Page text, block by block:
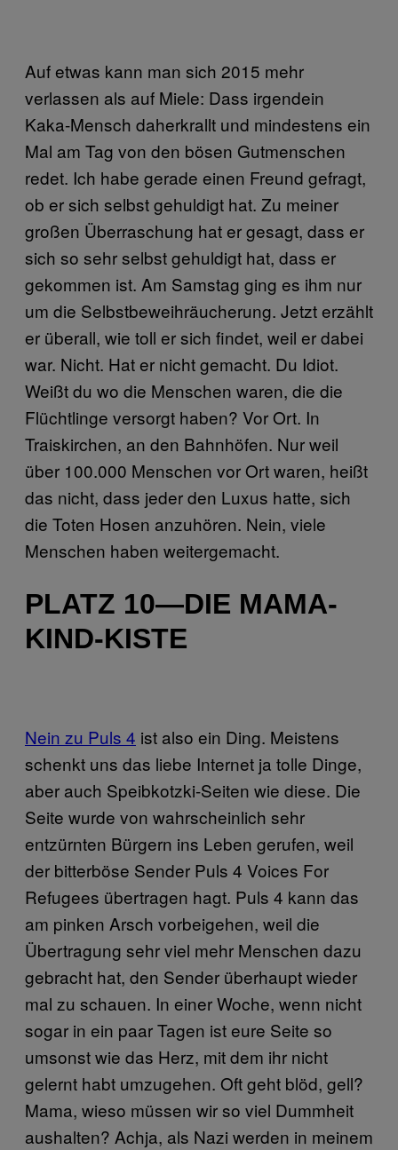
Auf etwas kann man sich 2015 mehr
verlassen als auf Miele: Dass irgendein
Kaka-Mensch daherkrallt und mindestens ein
Mal am Tag von den bösen Gutmenschen
redet. Ich habe gerade einen Freund gefragt,
ob er sich selbst gehuldigt hat. Zu meiner
großen Überraschung hat er gesagt, dass er
sich so sehr selbst gehuldigt hat, dass er
gekommen ist. Am Samstag ging es ihm nur
um die Selbstbeweihräucherung. Jetzt erzählt
er überall, wie toll er sich findet, weil er dabei
war. Nicht. Hat er nicht gemacht. Du Idiot.
Weißt du wo die Menschen waren, die die
Flüchtlinge versorgt haben? Vor Ort. In
Traiskirchen, an den Bahnhöfen. Nur weil
über 100.000 Menschen vor Ort waren, heißt
das nicht, dass jeder den Luxus hatte, sich
die Toten Hosen anzuhören. Nein, viele
Menschen haben weitergemacht.
PLATZ 10—DIE MAMA-
KIND-KISTE
Nein zu Puls 4 ist also ein Ding. Meistens
schenkt uns das liebe Internet ja tolle Dinge,
aber auch Speibkotzki-Seiten wie diese. Die
Seite wurde von wahrscheinlich sehr
entzürnten Bürgern ins Leben gerufen, weil
der bitterböse Sender Puls 4 Voices For
Refugees übertragen hagt. Puls 4 kann das
am pinken Arsch vorbeigehen, weil die
Übertragung sehr viel mehr Menschen dazu
gebracht hat, den Sender überhaupt wieder
mal zu schauen. In einer Woche, wenn nicht
sogar in ein paar Tagen ist eure Seite so
umsonst wie das Herz, mit dem ihr nicht
gelernt habt umzugehen. Oft geht blöd, gell?
Mama, wieso müssen wir so viel Dummheit
aushalten? Achja, als Nazi werden in meinem